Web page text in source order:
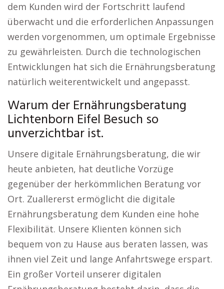
dem Kunden wird der Fortschritt laufend
überwacht und die erforderlichen Anpassungen
werden vorgenommen, um optimale Ergebnisse
zu gewährleisten. Durch die technologischen
Entwicklungen hat sich die Ernährungsberatung
natürlich weiterentwickelt und angepasst.
Warum der Ernährungsberatung
Lichtenborn Eifel Besuch so
unverzichtbar ist.
Unsere digitale Ernährungsberatung, die wir
heute anbieten, hat deutliche Vorzüge
gegenüber der herkömmlichen Beratung vor
Ort. Zuallererst ermöglicht die digitale
Ernährungsberatung dem Kunden eine hohe
Flexibilität. Unsere Klienten können sich
bequem von zu Hause aus beraten lassen, was
ihnen viel Zeit und lange Anfahrtswege erspart.
Ein großer Vorteil unserer digitalen